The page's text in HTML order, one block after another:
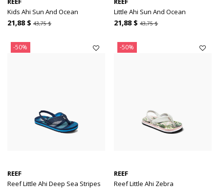
Kids Ahi Sun And Ocean
21,88 $ 43,75 $
Little Ahi Sun And Ocean
21,88 $43,75 $
-50%
REEF
Reef Little Ahi Deep Sea Stripes
-50%
REEF
Reef Little Ahi Zebra